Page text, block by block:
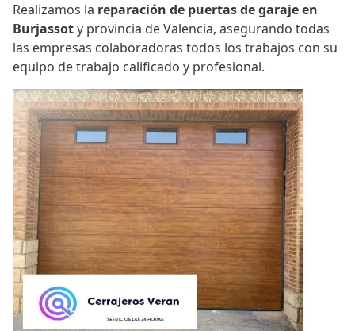
Realizamos la reparación de puertas de garaje en
Burjassoty provincia de Valencia, asegurando todas
las empresas colaboradoras todos los trabajos con su
equipo de trabajo calificado y profesional.